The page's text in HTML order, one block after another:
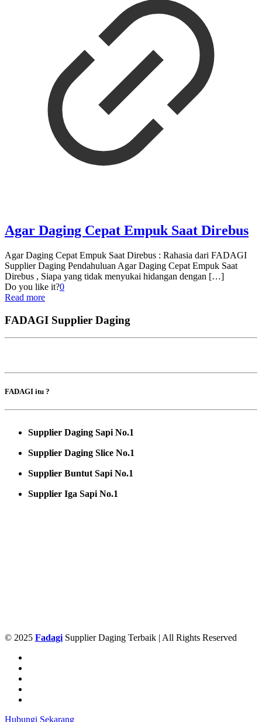
Agar Daging Cepat Empuk Saat Direbus
Agar Daging Cepat Empuk Saat Direbus : Rahasia dari FADAGI
Supplier Daging Pendahuluan Agar Daging Cepat Empuk Saat
Direbus , Siapa yang tidak menyukai hidangan dengan […]
Do you like it?0
Read more
FADAGI Supplier Daging
FADAGI itu ?
Supplier Daging Sapi No.1
Supplier Daging Slice No.1
Supplier Buntut Sapi No.1
Supplier Iga Sapi No.1
© 2025 Fadagi Supplier Daging Terbaik | All Rights Reserved
Hubungi Sekarang